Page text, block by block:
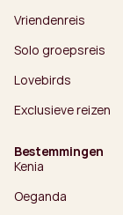
Vriendenreis
Solo groepsreis
Lovebirds
Exclusieve reizen
Bestemmingen
Kenia
Oeganda